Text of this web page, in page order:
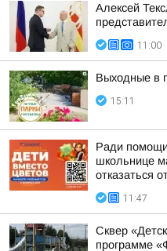
Алексей
11:00
Выходные в
15:11
Ради
школьнице
отказаться
11:47
Сквер
программе